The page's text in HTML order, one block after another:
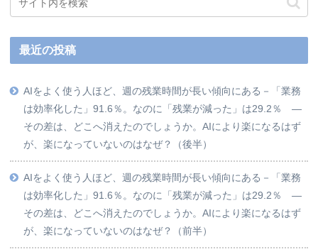
最近の投稿
AIをよく使う人ほど、週の残業時間が長い傾向にある－「業務
は効率化した」91.6％。なのに「残業が減った」は29.2％ ―
その差は、どこへ消えたのでしょうか。AIにより楽になるはず
が、楽になっていないのはなぜ？（後半）
AIをよく使う人ほど、週の残業時間が長い傾向にある－「業務
は効率化した」91.6％。なのに「残業が減った」は29.2％ ―
その差は、どこへ消えたのでしょうか。AIにより楽になるはず
が、楽になっていないのはなぜ？（前半）